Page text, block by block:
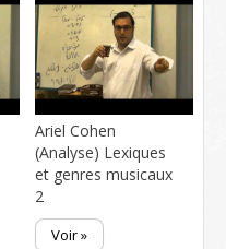
Ariel Cohen
(Analyse) Lexiques
et genres musicaux
2
Voir »